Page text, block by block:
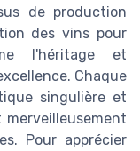
de production
des vins pour
l'héritage et
Chaque
singulière et
Pour apprécier